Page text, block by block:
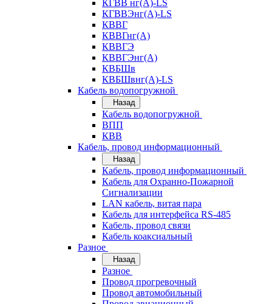
КГВВ нг(А)-LS
КГВВЭнг(А)-LS
КВВГ
КВВГнг(А)
КВВГЭ
КВВГЭнг(А)
КВБШв
КВБШвнг(А)-LS
Кабель водопогружной
Назад
Кабель водопогружной
ВПП
КВВ
Кабель, провод информационный
Назад
Кабель, провод информационный
Кабель для Охранно-Пожарной
Сигнализации
LAN кабель, витая пара
Кабель для интерфейса RS-485
Кабель, провод связи
Кабель коаксиальный
Разное
Назад
Разное
Провод прогревочный
Провод автомобильный